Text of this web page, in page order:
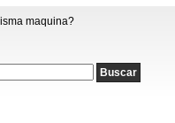
maquina?